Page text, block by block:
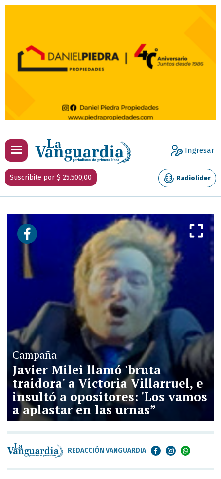
Ingresar
Suscribite por $ 25.500,00 Radiolider
Campaña
Javier Milei llamó 'bruta
traidora' a Victoria Villarruel, e
insultó a opositores: 'Los vamos
a aplastar en las urnas”
REDACCIÓN VANGUARDIA